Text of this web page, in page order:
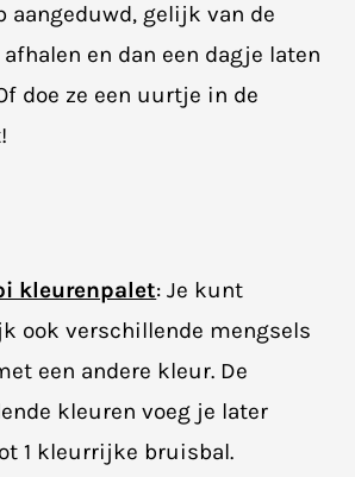
aangeduwd, gelijk van de
en dan een dagje laten
doe ze een uurtje in de
kleurenpalet: Je kunt
ook verschillende mengsels
een andere kleur. De
kleuren voeg je later
1 kleurrijke bruisbal.